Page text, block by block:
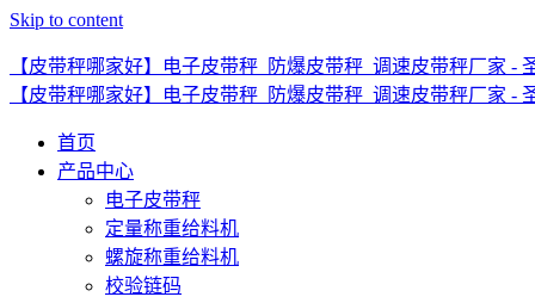
Skip to content
【皮带秤哪家好】电子皮带秤_防爆皮带秤_调速皮带秤厂家 -
【皮带秤哪家好】电子皮带秤_防爆皮带秤_调速皮带秤厂家 -
首页
产品中心
电子皮带秤
定量称重给料机
螺旋称重给料机
校验链码